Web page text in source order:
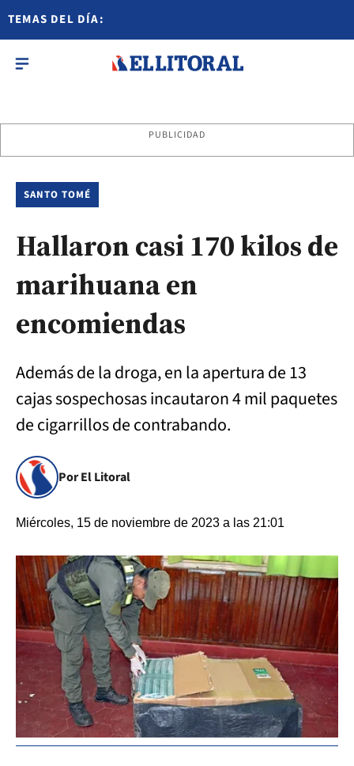
TEMAS DEL DÍA:
PUBLICIDAD
SANTO TOMÉ
Hallaron casi 170 kilos de
marihuana en
encomiendas
Además de la droga, en la apertura de 13
cajas sospechosas incautaron 4 mil paquetes
de cigarrillos de contrabando.
Por El Litoral
Miércoles, 15 de noviembre de 2023 a las 21:01